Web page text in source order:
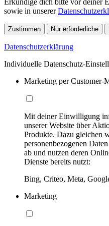
sowie in unserer
Zustimmen Nur erforderliche
Datenschutzerklärung
Individuelle Datenschutz-
Marketing per Customer-
Mit deiner Einwilligung
unserer Website über
Produkte. Dazu gleichen
personenbezogenen
ab und nutzen deren
Dienste bereits nutzt:
Bing, Criteo, Meta,
Marketing